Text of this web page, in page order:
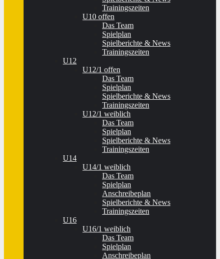
Trainingszeiten
U10 offen
Das Team
Spielplan
Spielberichte & News
Trainingszeiten
U12
U12/1 offen
Das Team
Spielplan
Spielberichte & News
Trainingszeiten
U12/1 weiblich
Das Team
Spielplan
Spielberichte & News
Trainingszeiten
U14
U14/1 weiblich
Das Team
Spielplan
Anschreibeplan
Spielberichte & News
Trainingszeiten
U16
U16/1 weiblich
Das Team
Spielplan
Anschreibeplan